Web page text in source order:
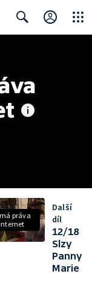
práva
Další
díl
12/18
Slzy
Panny
Marie